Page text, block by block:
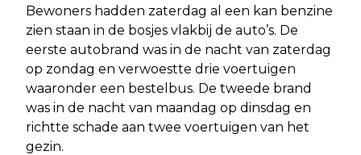
Bewoners hadden zaterdag al een kan benzine
zien staan in de bosjes vlakbij de auto’s. De
eerste autobrand was in de nacht van zaterdag
op zondag en verwoestte drie voertuigen
waaronder een bestelbus. De tweede brand
was in de nacht van maandag op dinsdag en
richtte schade aan twee voertuigen van het
gezin.